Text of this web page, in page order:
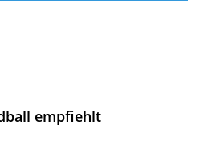
empfiehlt